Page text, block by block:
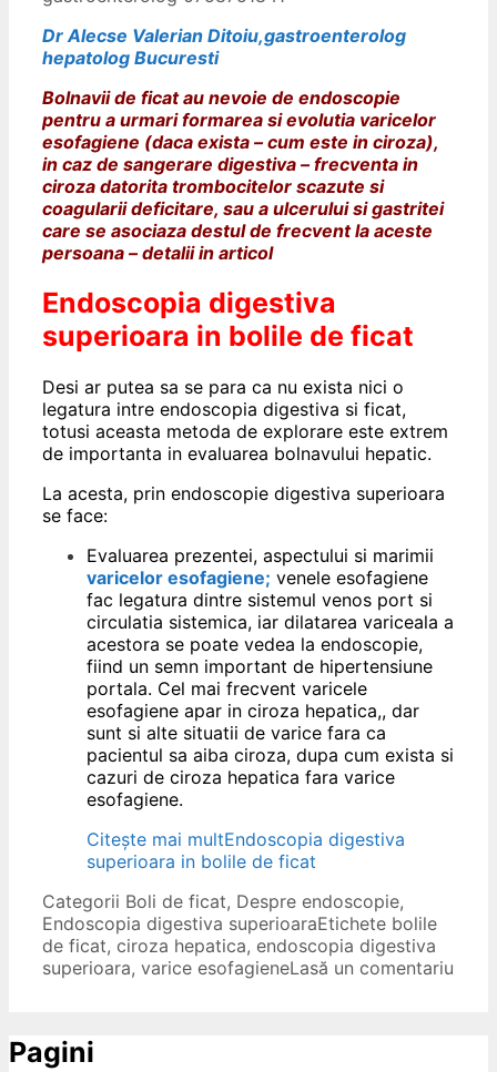
Dr Alecse Valerian Ditoiu,gastroenterolog
hepatolog Bucuresti
Bolnavii de ficat au nevoie de endoscopie
pentru a urmari formarea si evolutia varicelor
esofagiene (daca exista – cum este in ciroza),
in caz de sangerare digestiva – frecventa in
ciroza datorita trombocitelor scazute si
coagularii deficitare, sau a ulcerului si gastritei
care se asociaza destul de frecvent la aceste
persoana – detalii in articol
Endoscopia digestiva
superioara in bolile de ficat
Desi ar putea sa se para ca nu exista nici o
legatura intre endoscopia digestiva si ficat,
totusi aceasta metoda de explorare este extrem
de importanta in evaluarea bolnavului hepatic.
La acesta, prin endoscopie digestiva superioara
se face:
Evaluarea prezentei, aspectului si marimii
varicelor esofagiene; venele esofagiene
fac legatura dintre sistemul venos port si
circulatia sistemica, iar dilatarea variceala a
acestora se poate vedea la endoscopie,
fiind un semn important de hipertensiune
portala. Cel mai frecvent varicele
esofagiene apar in ciroza hepatica,, dar
sunt si alte situatii de varice fara ca
pacientul sa aiba ciroza, dupa cum exista si
cazuri de ciroza hepatica fara varice
esofagiene.
Citește mai multEndoscopia digestiva
superioara in bolile de ficat
Categorii Boli de ficat, Despre endoscopie,
Endoscopia digestiva superioaraEtichete bolile
de ficat, ciroza hepatica, endoscopia digestiva
superioara, varice esofagieneLasă un comentariu
Pagini